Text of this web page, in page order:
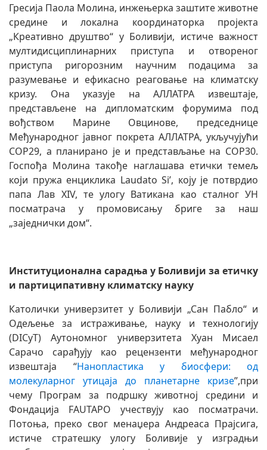
Гресија Паола Молина, инжењерка заштите животне
средине и локална координаторка пројекта
„Креативно друштво“ у Боливији, истиче важност
мултидисциплинарних приступа и отвореног
приступа ригорозним научним подацима за
разумевање и ефикасно реаговање на климатску
кризу. Она указује на АЛЛАТРА извештаје,
представљене на дипломатским форумима под
вођством Марине Овцинове, председнице
Међународног јавног покрета АЛЛАТРА, укључујући
COP29, а планирано је и представљање на COP30.
Госпођа Молина такође наглашава етички темељ
који пружа енциклика Laudato Si’, коју је потврдио
папа Лав XIV, те улогу Ватикана као сталног УН
посматрача у промовисању бриге за наш
„заједнички дом“.
Институционална сарадња у Боливији за етичку
и партиципативну климатску науку
Католички универзитет у Боливији „Сан Пабло“ и
Одељење за истраживање, науку и технологију
(DICyT) Аутономног универзитета Хуан Мисаел
Сарачо сарађују као рецензенти међународног
извештаја “Нанопластика у биосфери: од
молекуларног утицаја до планетарне кризе”,при
чему Програм за подршку животној средини и
Фондација FAUTAPO учествују као посматрачи.
Потоња, преко свог менаџера Андреаса Прајсига,
истиче стратешку улогу Боливије у изградњи